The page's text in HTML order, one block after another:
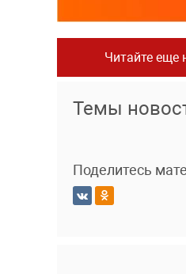
Читайте еще
Темы
Поделитесь